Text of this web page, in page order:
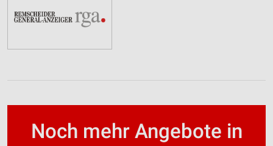
Noch mehr Angebote in